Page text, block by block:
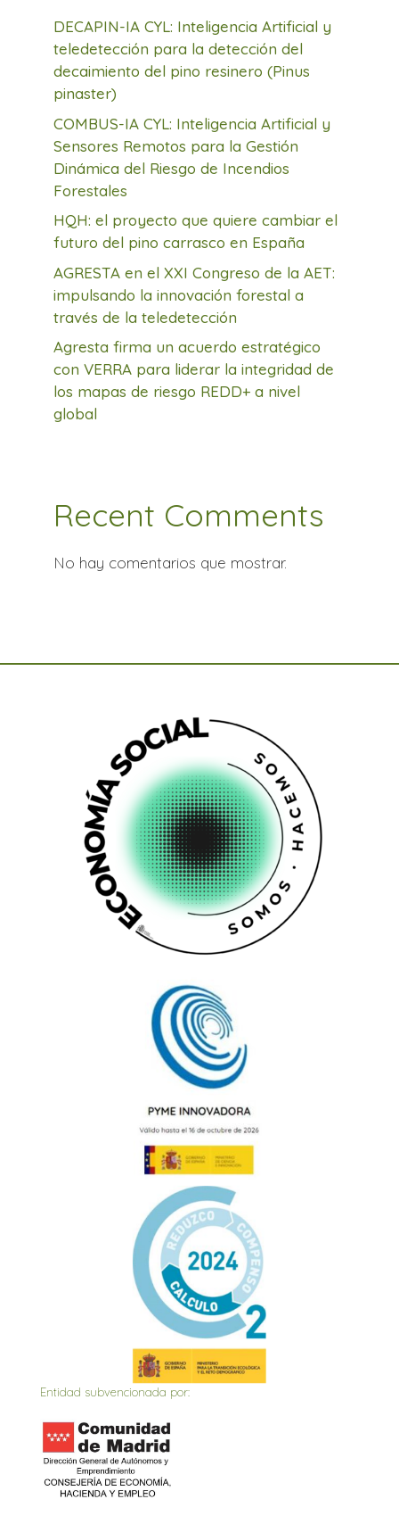
DECAPIN-IA CYL: Inteligencia Artificial y
teledetección para la detección del
decaimiento del pino resinero (Pinus
pinaster)
COMBUS-IA CYL: Inteligencia Artificial y
Sensores Remotos para la Gestión
Dinámica del Riesgo de Incendios
Forestales
HQH: el proyecto que quiere cambiar el
futuro del pino carrasco en España
AGRESTA en el XXI Congreso de la AET:
impulsando la innovación forestal a
través de la teledetección
Agresta firma un acuerdo estratégico
con VERRA para liderar la integridad de
los mapas de riesgo REDD+ a nivel
global
Recent Comments
No hay comentarios que mostrar.
Entidad subvencionada por: